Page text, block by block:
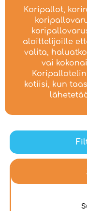
Koripallot,
aloittelijoille
valita,
vai
kotiisi, kun